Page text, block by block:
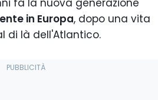
fa la nuova generazione
in Europa, dopo una vita
di là dell'Atlantico.